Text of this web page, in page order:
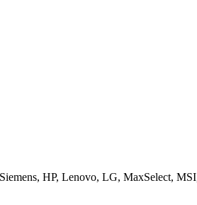
HP, Lenovo, LG, MaxSelect,